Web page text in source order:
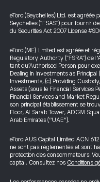
eToro (Seychelles) Ltd. est agréée
Seychelles ("FSAS") pour fournir
du Securities Act 2007 License
eToro (ME) Limited est agréée et
Regulatory Authority ("FSRA") de
tant qu’Authorised Person pour
Dealing in Investments as
Investments, (c) Providing
Assets (sous le Financial Services
Financial Services and Market
son principal établissement se
Floor, Al Sarab Tower, ADGM
Arab Emirates (“UAE”).
eToro AUS Capital Limited ACN
ne sont pas réglementés et sont
protection des consommateurs.
capital. Consultez nos Conditions